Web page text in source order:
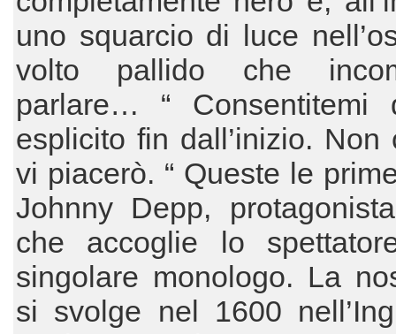
uno squarcio di luce
volto pallido che
parlare… “ Consentitemi
esplicito fin dall’inizio. Non
vi piacerò. “ Queste le
Johnny Depp,
che accoglie lo
singolare monologo. La
si svolge nel 1600